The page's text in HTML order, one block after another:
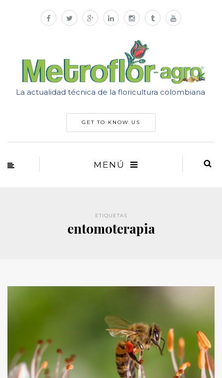
La actualidad técnica de la floricultura colombiana
GET TO KNOW US
MENÚ
ETIQUETAS
entomoterapia